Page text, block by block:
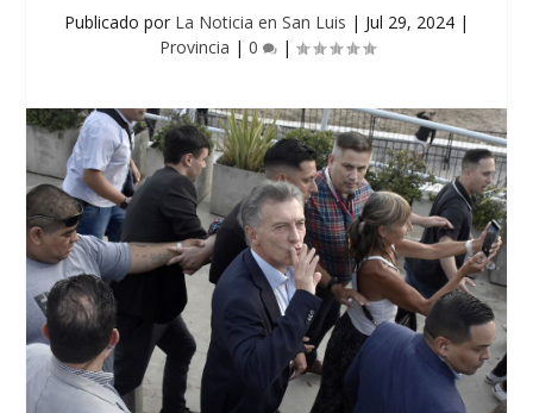
Publicado por La Noticia en San Luis | Jul 29, 2024 |
Provincia | 0 |